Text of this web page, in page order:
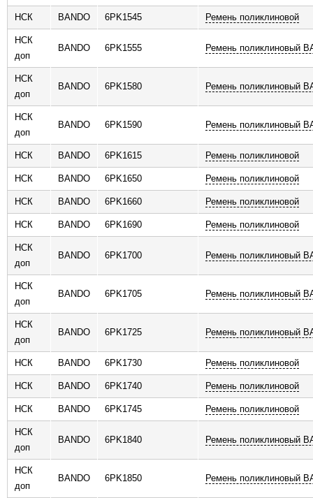
НСК BANDO 6PK1545 Ремень поликлиновой
НСК
доп
BANDO 6PK1555 Ремень поликлиновый
НСК
доп
BANDO 6PK1580 Ремень поликлиновый
НСК
доп
BANDO 6PK1590 Ремень поликлиновый
НСК BANDO 6PK1615 Ремень поликлиновой
НСК BANDO 6PK1650 Ремень поликлиновой
НСК BANDO 6PK1660 Ремень поликлиновой
НСК BANDO 6PK1690 Ремень поликлиновой
НСК
доп
BANDO 6PK1700 Ремень поликлиновый
НСК
доп
BANDO 6PK1705 Ремень поликлиновый
НСК
доп
BANDO 6PK1725 Ремень поликлиновый
НСК BANDO 6PK1730 Ремень поликлиновой
НСК BANDO 6PK1740 Ремень поликлиновой
НСК BANDO 6PK1745 Ремень поликлиновой
НСК
доп
BANDO 6PK1840 Ремень поликлиновый
НСК
доп
BANDO 6PK1850 Ремень поликлиновый